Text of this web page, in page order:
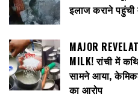
इलाज कराने पहुंची
MAJOR
MILK! रांची में
सामने आया,
का आरोप